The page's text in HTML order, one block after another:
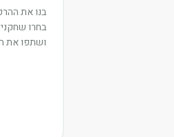
בנו את
בחרו
ושתפו את